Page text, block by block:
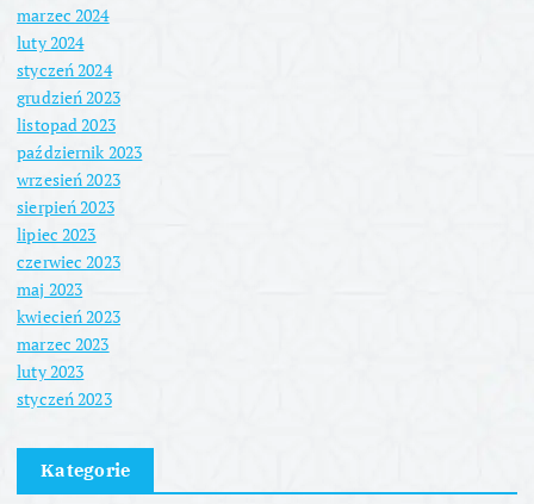
marzec 2024
luty 2024
styczeń 2024
grudzień 2023
listopad 2023
październik 2023
wrzesień 2023
sierpień 2023
lipiec 2023
czerwiec 2023
maj 2023
kwiecień 2023
marzec 2023
luty 2023
styczeń 2023
Kategorie